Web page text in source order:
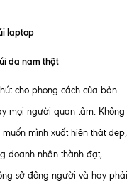
laptop
da nam thật
cho phong cách của bản
mọi người quan tâm. Không
mình xuất hiện thật đẹp,
doanh nhân thành đạt,
sở đông người và hay phải